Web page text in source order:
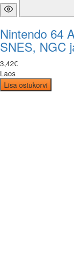
Nintendo 64
SNES, NGC
3,42€
Laos
Lisa ostukorvi